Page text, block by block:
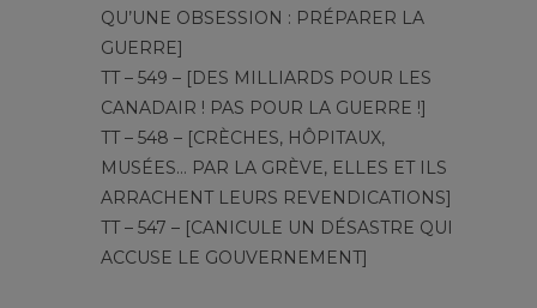
QU’UNE OBSESSION : PRÉPARER LA
GUERRE]
TT – 549 – [DES MILLIARDS POUR LES
CANADAIR ! PAS POUR LA GUERRE !]
TT – 548 – [CRÈCHES, HÔPITAUX,
MUSÉES… PAR LA GRÈVE, ELLES ET ILS
ARRACHENT LEURS REVENDICATIONS]
TT – 547 – [CANICULE UN DÉSASTRE QUI
ACCUSE LE GOUVERNEMENT]